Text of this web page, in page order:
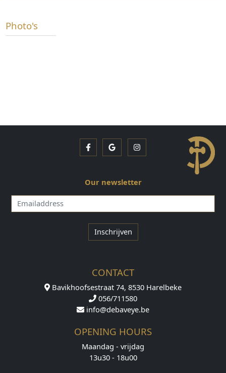
Photo's
FacebookGoogle Instagram
Our newsletter
Inschrijven
CONTACT
Bavikhoofsestraat 74, 8530 Harelbeke
056/711580
info@debaveye.be
OPENING HOURS
Maandag - vrijdag
13u30 - 18u00